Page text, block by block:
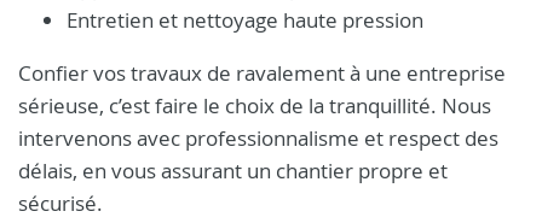
Entretien et nettoyage haute pression
Confier vos travaux de ravalement à une entreprise
sérieuse, c’est faire le choix de la tranquillité. Nous
intervenons avec professionnalisme et respect des
délais, en vous assurant un chantier propre et
sécurisé.